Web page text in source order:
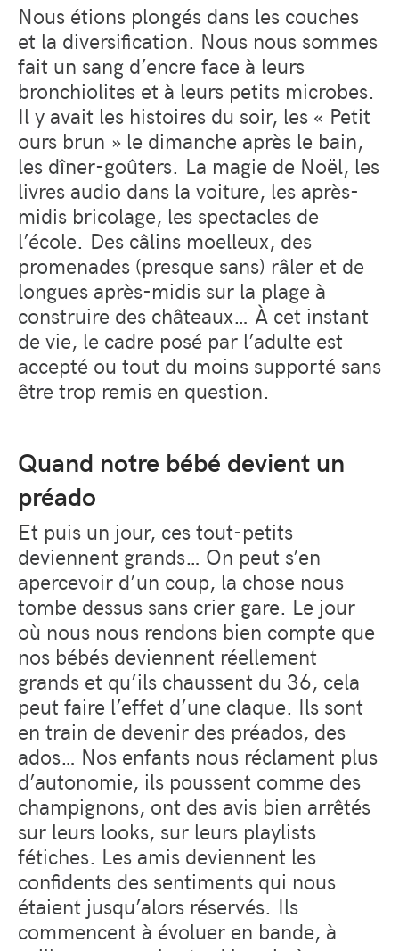
Nous étions plongés dans les couches
et la diversification. Nous nous sommes
fait un sang d’encre face à leurs
bronchiolites et à leurs petits microbes.
Il y avait les histoires du soir, les « Petit
ours brun » le dimanche après le bain,
les dîner-goûters. La magie de Noël, les
livres audio dans la voiture, les après-
midis bricolage, les spectacles de
l’école. Des câlins moelleux, des
promenades (presque sans) râler et de
longues après-midis sur la plage à
construire des châteaux… À cet instant
de vie, le cadre posé par l’adulte est
accepté ou tout du moins supporté sans
être trop remis en question.
Quand notre bébé devient un
préado
Et puis un jour, ces tout-petits
deviennent grands… On peut s’en
apercevoir d’un coup, la chose nous
tombe dessus sans crier gare. Le jour
où nous nous rendons bien compte que
nos bébés deviennent réellement
grands et qu’ils chaussent du 36, cela
peut faire l’effet d’une claque. Ils sont
en train de devenir des préados, des
ados… Nos enfants nous réclament plus
d’autonomie, ils poussent comme des
champignons, ont des avis bien arrêtés
sur leurs looks, sur leurs playlists
fétiches. Les amis deviennent les
confidents des sentiments qui nous
étaient jusqu’alors réservés. Ils
commencent à évoluer en bande, à